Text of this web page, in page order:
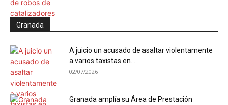
Granada
A juicio un acusado de asaltar violentamente
a varios taxistas en...
02/07/2026
Granada amplía su Área de Prestación